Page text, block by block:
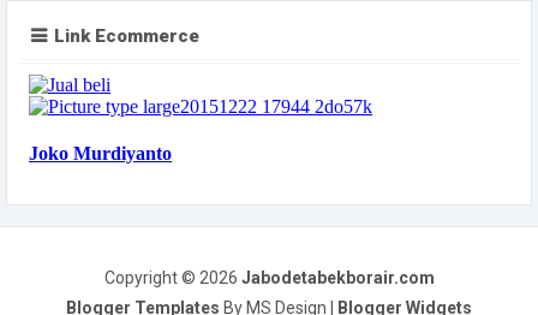
Link Ecommerce
Copyright © 2026 Jabodetabekborair.com
Blogger Templates By MS Design | Blogger Widgets